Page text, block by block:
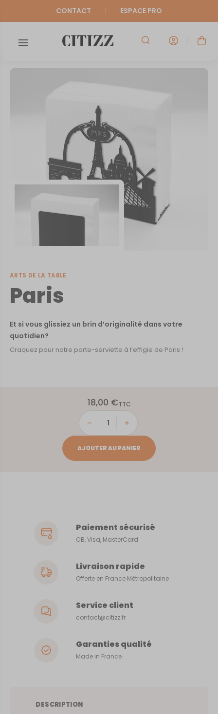
CONTACT ESPACE PRO
ARTS DE LA TABLE
Paris
Et si vous glissiez un brin d’originalité dans votre
quotidien?
Craquez pour notre porte-serviette à l’effigie de Paris !
18,00 €TTC
quantité
Paris
AJOUTER AU PANIER
Paiement sécurisé
CB, Visa, MasterCard
Livraison rapide
Offerte en France Métropolitaine
Service client
contact@citizz.fr
Garanties qualité
Made in France
DESCRIPTION